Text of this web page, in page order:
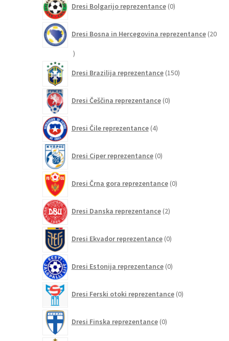
Dresi Bolgarijo reprezentance 0izdelkov
Dresi Bosna in Hercegovina reprezentance 20
20
Dresi Brazilija reprezentance 150izdelkov
Dresi Češčina reprezentance 0izdelkov
Dresi Čile reprezentance 4izdelki
Dresi Ciper reprezentance 0izdelkov
Dresi Črna gora reprezentance 0izdelkov
Dresi Danska reprezentance 2izdelka
Dresi Ekvador reprezentance 0izdelkov
Dresi Estonija reprezentance 0izdelkov
Dresi Ferski otoki reprezentance 0izdelkov
Dresi Finska reprezentance 0izdelkov